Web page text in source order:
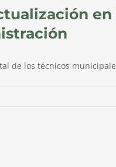
de los técnicos